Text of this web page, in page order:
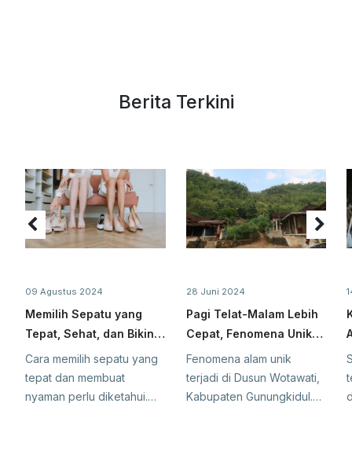
Berita Terkini
09 Agustus 2024
Memilih Sepatu yang
Tepat, Sehat, dan Bikin
Nyaman
Cara memilih sepatu yang
tepat dan membuat
nyaman perlu diketahui.
28 Juni 2024
Pagi Telat-Malam Lebih
Cepat, Fenomena Unik
Matahari di Wota...
Fenomena alam unik
terjadi di Dusun Wotawati,
Kabupaten Gunungkidul.